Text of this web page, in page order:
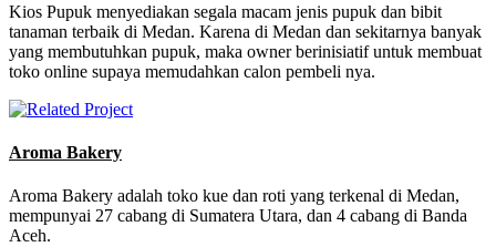
Kios Pupuk menyediakan segala macam jenis pupuk dan bibit
tanaman terbaik di Medan. Karena di Medan dan sekitarnya banyak
yang membutuhkan pupuk, maka owner berinisiatif untuk membuat
toko online supaya memudahkan calon pembeli nya.
Aroma Bakery
Aroma Bakery adalah toko kue dan roti yang terkenal di Medan,
mempunyai 27 cabang di Sumatera Utara, dan 4 cabang di Banda
Aceh.